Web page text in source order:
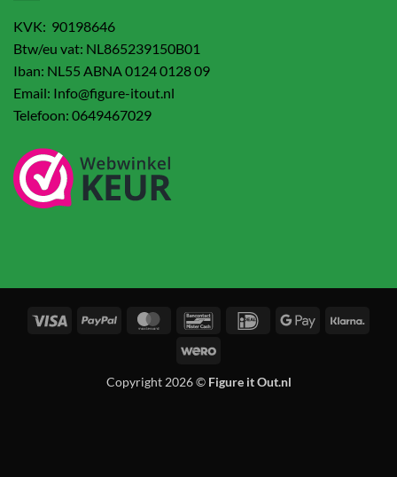
KVK: 90198646
Btw/eu vat: NL865239150B01
Iban: NL55 ABNA 0124 0128 09
Email: Info@figure-itout.nl
Telefoon: 0649467029
Visa PayPal MasterCardBancontactIDeal
Google
Wero
Copyright 2026 © Figure it Out.nl